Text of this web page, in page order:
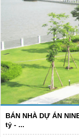
BÁN NHÀ DỰ ÁN
tỷ - ...